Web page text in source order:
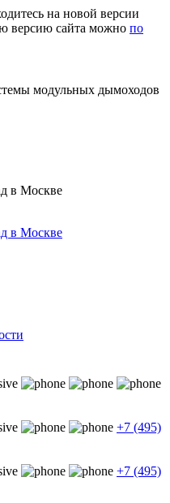
на новой версии
версию сайта можно по
модульных дымоходов
в Москве
в Москве
+7 (495)
+7 (495)